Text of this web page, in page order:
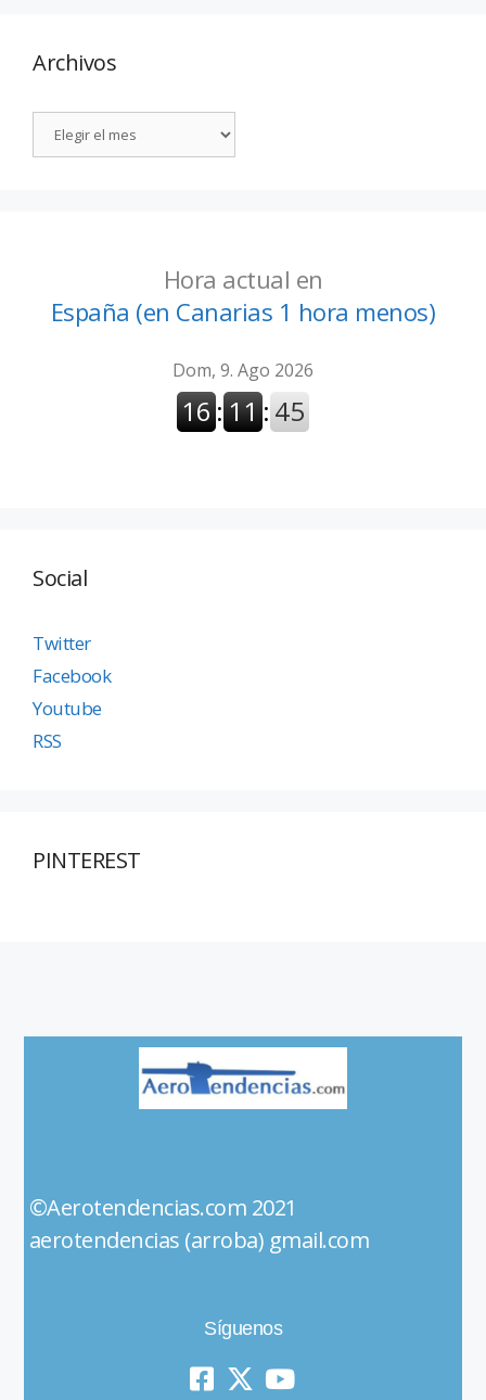
Archivos
Hora actual en
España (en Canarias 1 hora menos)
Social
Twitter
Facebook
Youtube
RSS
PINTEREST
©Aerotendencias.com 2021
aerotendencias (arroba) gmail.com
Síguenos